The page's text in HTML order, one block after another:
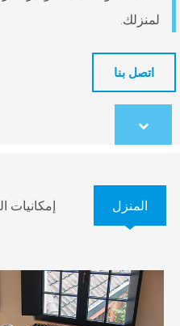
إمكانيات التوفير